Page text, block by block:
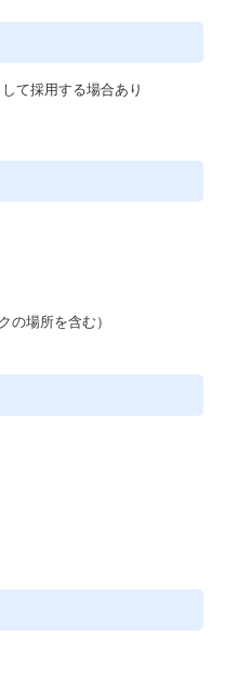
て採用する場合あり
の場所を含む）